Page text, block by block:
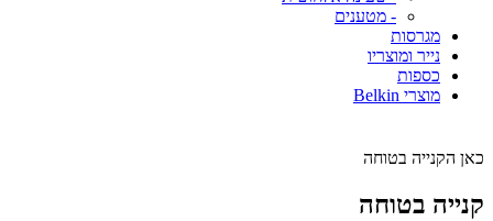
- מטענים
מגרסות
נייר ומוצריו
כספות
מוצרי Belkin
כאן הקנייה בטוחה
קנייה בטוחה